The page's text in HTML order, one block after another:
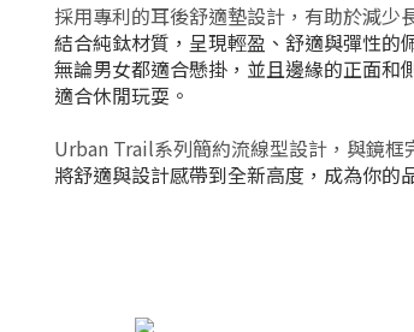
採用專利的耳後舒適墊設計，有助於減少
結合純鈦材質，呈現輕盈、舒適與彈性的
無論男女都適合懸掛，並且邊緣的正面和
適合休閒玩耍。
Urban Trail系列簡約流線型設計，與鏡框
將舒適與設計感帶到全新高度，成為你的